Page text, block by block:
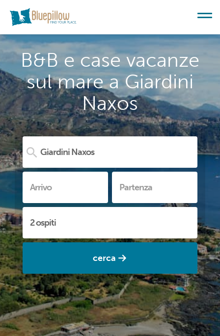
B&B e case vacanze
sul mare a Giardini
Naxos
cerca